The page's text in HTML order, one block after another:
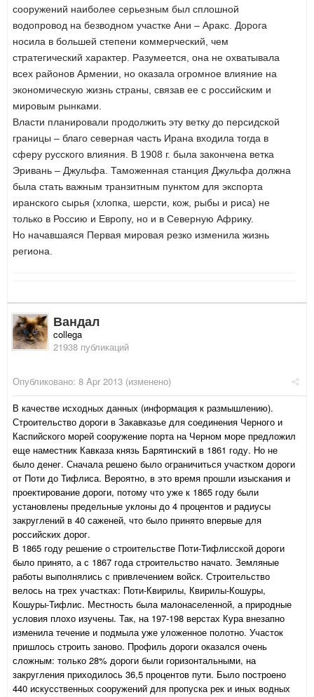
сооружений наиболее серьезным был сплошной
водопровод на безводном участке Ани – Аракс. Дорога
носила в большей степени коммерческий, чем
стратегический характер. Разумеется, она не охватывала
всех районов Армении, но оказала огромное влияние на
экономическую жизнь страны, связав ее с российским и
мировым рынками.
Власти планировали продолжить эту ветку до персидской
границы – благо северная часть Ирана входила тогда в
сферу русского влияния. В 1908 г. была закончена ветка
Эривань – Джульфа. Таможенная станция Джульфа должна
была стать важным транзитным пунктом для экспорта
иранского сырья (хлопка, шерсти, кож, рыбы и риса) не
только в Россию и Европу, но и в Северную Африку.
Но начавшаяся Первая мировая резко изменила жизнь
региона.
Вандал
collega
21938 публикаций
Опубликовано: 8 Apr 2013 (изменено)
В качестве исходных данных (информация к размышлению).
Строительство дороги в Закавказье для соединения Черного и
Каспийского морей сооружение порта на Черном море предложил
еще наместник Кавказа князь Барятинский в 1861 году. Но не
было денег. Сначала решено было ограничиться участком дороги
от Поти до Тифлиса. Вероятно, в это время прошли изыскания и
проектирование дороги, потому что уже к 1865 году были
установлены предельные уклоны до 4 процентов и радиусы
закруглений в 40 саженей, что было принято впервые для
российских дорог.
В 1865 году решение о строительстве Поти-Тифлисской дороги
было принято, а с 1867 года строительство начато. Земляные
работы выполнялись с привлечением войск. Строительство
велось на трех участках: Поти-Квирилы, Квирилы-Кошуры,
Кошуры-Тифлис. Местность была малонаселенной, а природные
условия плохо изучены. Так, на 197-198 верстах Кура внезапно
изменила течение и подмыла уже уложенное полотно. Участок
пришлось строить заново. Профиль дороги оказался очень
сложным: только 28% дороги были горизонтальными, на
закругления приходилось 36,5 процентов пути. Было построено
440 искусственных сооружений для пропуска рек и иных водных